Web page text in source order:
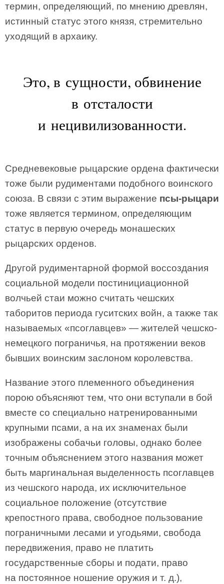
термин, определяющий, по мнению древлян,
истинный статус этого князя, стремительно
уходящий в архаику.
Это, в сущности, обвинение
в отсталости
и нецивилизованности.
Средневековые рыцарские ордена фактически
тоже были рудиментами подобного воинского
союза. В связи с этим выражение псы-рыцари
тоже является термином, определяющим
статус в первую очередь монашеских
рыцарских орденов.
Другой рудиментарной формой воссоздания
социальной модели постинициационной
волчьей стаи можно считать чешских
таборитов периода гуситских войн, а также так
называемых «псоглавцев» — жителей чешско-
немецкого пограничья, на протяжении веков
бывших воинским заслоном королевства.
Название этого племенного объединения
порою объясняют тем, что они вступали в бой
вместе со специально натренированными
крупными псами, а на их знаменах были
изображены собачьи головы, однако более
точным объяснением этого названия может
быть маргинальная выделенность псоглавцев
из чешского народа, их исключительное
социальное положение (отсутствие
крепостного права, свободное пользование
пограничными лесами и угодьями, свобода
передвижения, право не платить
государственные сборы и подати, право
на постоянное ношение оружия и т. д.),